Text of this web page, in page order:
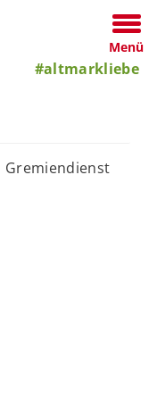
Menü
#altmarkliebe
Gremiendienst